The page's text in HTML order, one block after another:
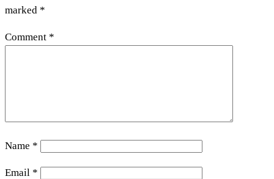
marked *
Comment *
Name *
Email *